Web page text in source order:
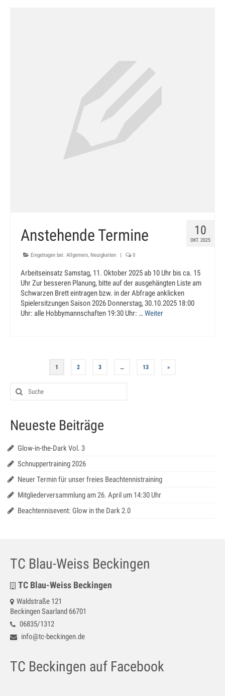
10
OKT. 2025
Anstehende Termine
Eingetragen bei: Allgemein, Neuigkeiten | 0
Arbeitseinsatz Samstag, 11. Oktober 2025 ab 10 Uhr bis ca. 15
Uhr Zur besseren Planung, bitte auf der ausgehängten Liste am
Schwarzen Brett eintragen bzw. in der Abfrage anklicken
Spielersitzungen Saison 2026 Donnerstag, 30.10.2025 18:00
Uhr: alle Hobbymannschaften 19:30 Uhr: … Weiter
1 2 3 … 13 »
Neueste Beiträge
Glow-in-the-Dark Vol. 3
Schnuppertraining 2026
Neuer Termin für unser freies Beachtennistraining
Mitgliederversammlung am 26. April um 14:30 Uhr
Beachtennisevent: Glow in the Dark 2.0
TC Blau-Weiss Beckingen
TC Blau-Weiss Beckingen
Waldstraße 121
Beckingen Saarland 66701
06835/1312
info@tc-beckingen.de
TC Beckingen auf Facebook